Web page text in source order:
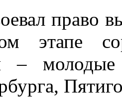
право
этапе
–